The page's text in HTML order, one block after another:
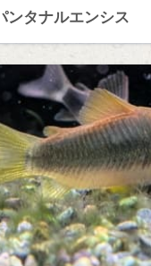
ンタナルエンシス